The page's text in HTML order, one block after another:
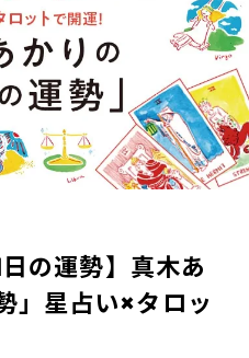
の運勢】真木あ
」星占い×タロッ